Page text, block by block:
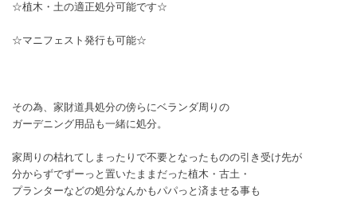
☆植木・土の適正処分可能です☆
☆マニフェスト発行も可能☆
その為、家財道具処分の傍らにベランダ周りの
ガーデニング用品も一緒に処分。
家周りの枯れてしまったりで不要となったものの引き受け先が
分からずでずーっと置いたままだった植木・古土・
プランターなどの処分なんかもパパっと済ませる事も